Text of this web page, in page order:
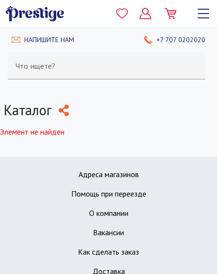
НАПИШИТЕ НАМ +7 707 0202020
Что ищете?
Каталог
Элемент не найден
Адреса магазинов
Помощь при переезде
О компании
Вакансии
Как сделать заказ
Доставка